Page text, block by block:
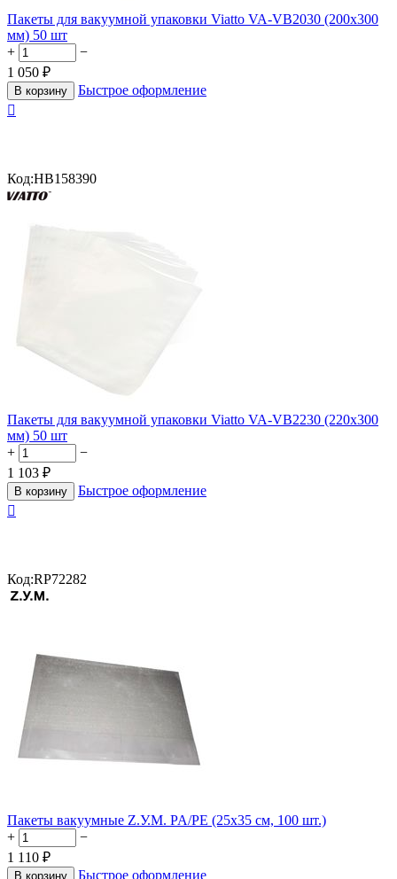
Пакеты для вакуумной упаковки Viatto VA-VB2030 (200х300
мм) 50 шт
+
−
1 050 ₽
В корзину
Быстрое оформление

Код:HB158390
Пакеты для вакуумной упаковки Viatto VA-VB2230 (220х300
мм) 50 шт
+
−
1 103 ₽
В корзину
Быстрое оформление

Код:RP72282
Пакеты вакуумные Z.У.М. PA/PE (25х35 см, 100 шт.)
+
−
1 110 ₽
В корзину Быстрое оформление